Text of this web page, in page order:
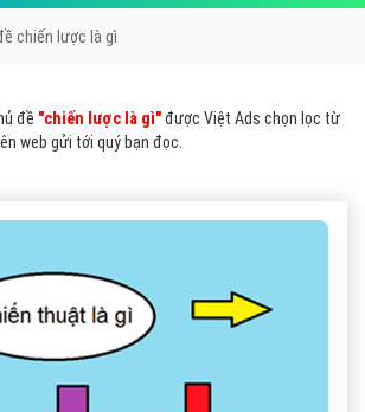
chiến lược là gì
đề "chiến lược là gì"được Việt Ads chọn lọc từ
web gửi tới quý bạn đọc.